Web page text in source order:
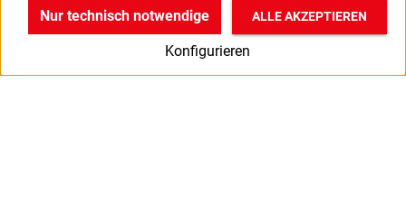
Nur technisch notwendige
Konfigurieren
ALLE AKZEPTIEREN
v
Produkte
B